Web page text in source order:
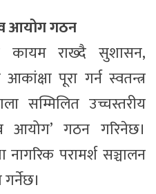
आयोग गठन
कायम राख्दै सुशासन,
पूरा गर्न स्वतन्त्र
सम्मिलित उच्चस्तरीय
आयोग’ गठन गरिनेछ।
परामर्श सञ्चालन